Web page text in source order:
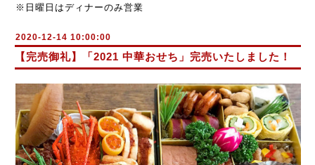
※日曜日はディナーのみ営業
2020-12-14 10:00:00
【完売御礼】「2021 中華おせち」完売いたしました！